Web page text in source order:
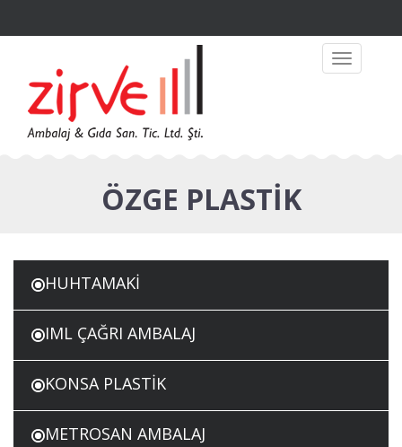
Toggle
navigation
ÖZGE PLASTİK
HUHTAMAKİ
IML ÇAĞRI AMBALAJ
KONSA PLASTİK
METROSAN AMBALAJ